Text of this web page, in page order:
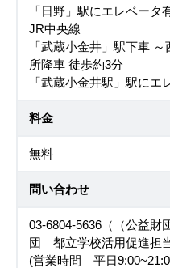
「日野」駅にエレベータ
JR中央線
「武蔵小金井」駅下車
所降車 徒歩約3分
「武蔵小金井駅」駅にエ
料金
無料
問い合わせ
03-6804-5636（（公益財
団 都立学校活用促進担
(営業時間 平日